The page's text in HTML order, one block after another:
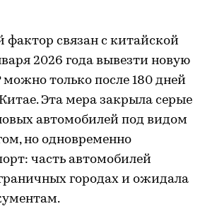
связан с китайской
2026 года вывезти новую
только после 180 дней
Эта мера закрыла серые
автомобилей под видом
но одновременно
часть автомобилей
городах и ожидала